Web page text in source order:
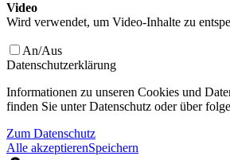
Video
Wird verwendet, um Video-Inhalte zu
An/Aus
Datenschutzerklärung
Informationen zu unseren Cookies und
finden Sie unter Datenschutz oder über
Zum Datenschutz
Alle akzeptierenSpeichern